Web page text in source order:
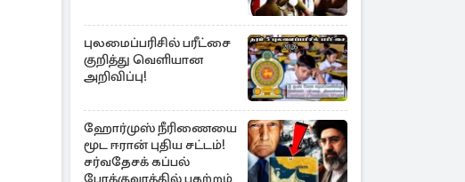
புலமைப்பரிசில் பரீட்சை
குறித்து வெளியான
அறிவிப்பு!
ஹோர்முஸ் நீரிணையை
மூட ஈரான் புதிய சட்டம்!
சர்வதேசக் கப்பல்
போக்குவரத்தில் பதற்றம்